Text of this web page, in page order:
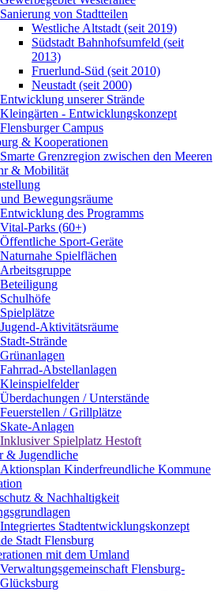
Sanierung von Stadtteilen
Westliche Altstadt (seit 2019)
Südstadt Bahnhofsumfeld (seit
2013)
Fruerlund-Süd (seit 2010)
Neustadt (seit 2000)
Entwicklung unserer Strände
Kleingärten - Entwicklungskonzept
Flensburger Campus
& Kooperationen
Smarte Grenzregion zwischen den Meeren
& Mobilität
Bewegungsräume
Entwicklung des Programms
Vital-Parks (60+)
Öffentliche Sport-Geräte
Naturnahe Spielflächen
Arbeitsgruppe
Beteiligung
Schulhöfe
Spielplätze
Jugend-Aktivitätsräume
Stadt-Strände
Grünanlagen
Fahrrad-Abstellanlagen
Kleinspielfelder
Überdachungen / Unterstände
Feuerstellen / Grillplätze
Skate-Anlagen
Inklusiver Spielplatz Hestoft
& Jugendliche
Aktionsplan Kinderfreundliche Kommune
& Nachhaltigkeit
Integriertes Stadtentwicklungskonzept
Stadt Flensburg
mit dem Umland
Verwaltungsgemeinschaft Flensburg-
Glücksburg